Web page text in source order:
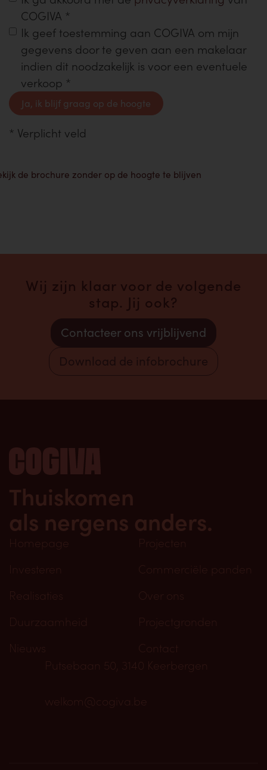
COGIVA *
Ik geef toestemming aan COGIVA om mijn
gegevens door te geven aan een makelaar
indien dit noodzakelijk is voor een eventuele
verkoop *
Ja, ik blijf graag op de hoogte
* Verplicht veld
de brochure zonder op de hoogte te blijven
Wij zijn klaar voor de volgende
stap. Jij ook?
Contacteer ons vrijblijvend
Download de infobrochure
Thuiskomen
als nergens anders.
Homepage
Projecten
Investeren
Commerciële panden
Realisaties
Over ons
Duurzaamheid
Projectgronden
Nieuws
Contact
Putsebaan 50, 3140 Keerbergen
welkom@cogiva.be